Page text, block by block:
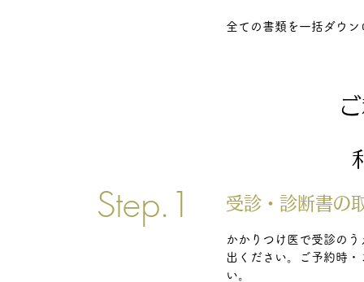
全ての書類を一括ダウン
Step.1 受診・診断書の
かかりつけ医で受診の
出ください。ご予約時
い。